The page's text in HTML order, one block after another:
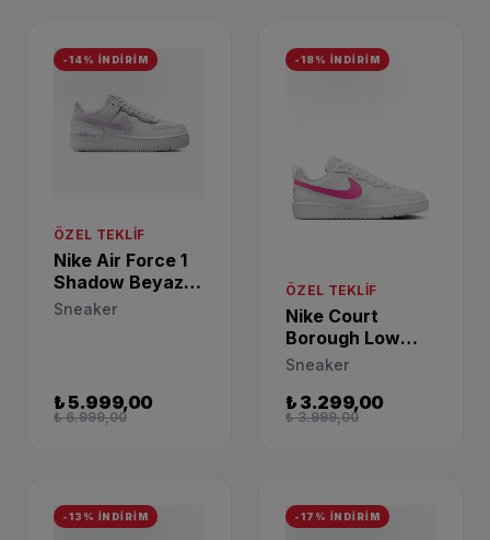
-14% İNDİRİM
ÖZEL TEKLIF
Nike Air Force 1
Shadow Beyaz
Sneaker
Sneaker
₺ 5.999,00
₺ 6.999,00
-18% İNDİRİM
ÖZEL TEKLIF
Nike Court
Borough Low
Beyaz Yürüyüş
DV5456-113
Sneaker
₺ 3.299,00
₺ 3.999,00
-13% İNDİRİM -17% İNDİRİM